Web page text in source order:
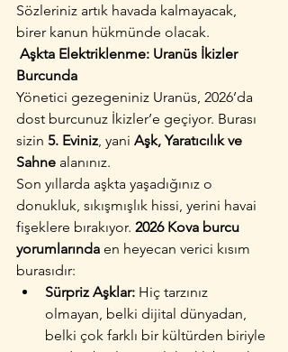
Sözleriniz artık havada kalmayacak,
birer kanun hükmünde olacak.
Burcunda
Yönetici gezegeniniz Uranüs, 2026’da
dost burcunuz İkizler’e geçiyor. Burası
sizin 5. Eviniz , yani Aşk, Yaratıcılık ve
Sahne alanınız.
Son yıllarda aşkta yaşadığınız o
donukluk, sıkışmışlık hissi, yerini havai
fişeklere bırakıyor. 2026 Kova burcu
yorumlarında en heyecan verici kısım
burasıdır:
Sürpriz Aşklar: Hiç tarzınız
olmayan, belki dijital dünyadan,
belki çok farklı bir kültürden biriyle